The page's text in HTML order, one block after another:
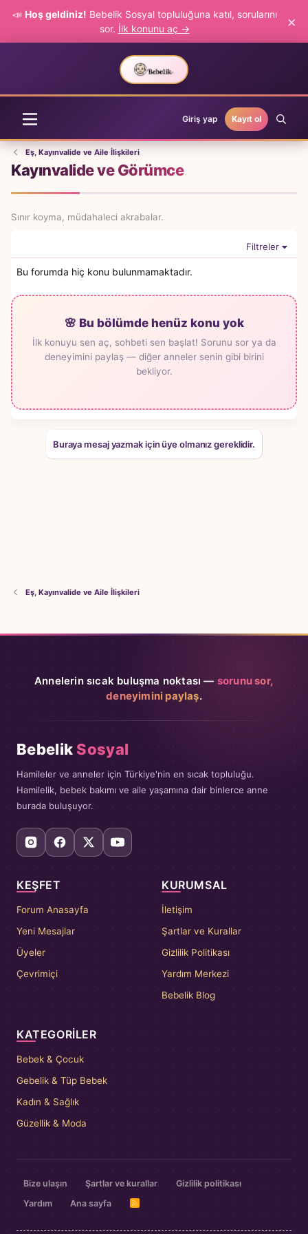
📣 Hoş geldiniz! Bebelik Sosyal topluluğuna katıl, sorularını
sor. İlk konunu aç → ×
Giriş yap Kayıt ol
Eş, Kayınvalide ve Aile İlişkileri
Kayınvalide ve Görümce
Sınır koyma, müdahaleci akrabalar.
Filtreler
Bu forumda hiç konu bulunmamaktadır.
🌸 Bu bölümde henüz konu yok
İlk konuyu sen aç, sohbeti sen başlat! Sorunu sor ya da
deneyimini paylaş — diğer anneler senin gibi birini
bekliyor.
Buraya mesaj yazmak için üye olmanız gereklidir.
Eş, Kayınvalide ve Aile İlişkileri
Annelerin sıcak buluşma noktası — sorunu sor,
deneyimini paylaş.
Bebelik Sosyal
Hamileler ve anneler için Türkiye'nin en sıcak topluluğu.
Hamilelik, bebek bakımı ve aile yaşamına dair binlerce anne
burada buluşuyor.
KEŞFET
Forum Anasayfa
Yeni Mesajlar
Üyeler
Çevrimiçi
KURUMSAL
İletişim
Şartlar ve Kurallar
Gizlilik Politikası
Yardım Merkezi
Bebelik Blog
KATEGORILER
Bebek & Çocuk
Gebelik & Tüp Bebek
Kadın & Sağlık
Güzellik & Moda
Bize ulaşın Şartlar ve kurallar
Gizlilik politikası
Yardım
Ana sayfa
R